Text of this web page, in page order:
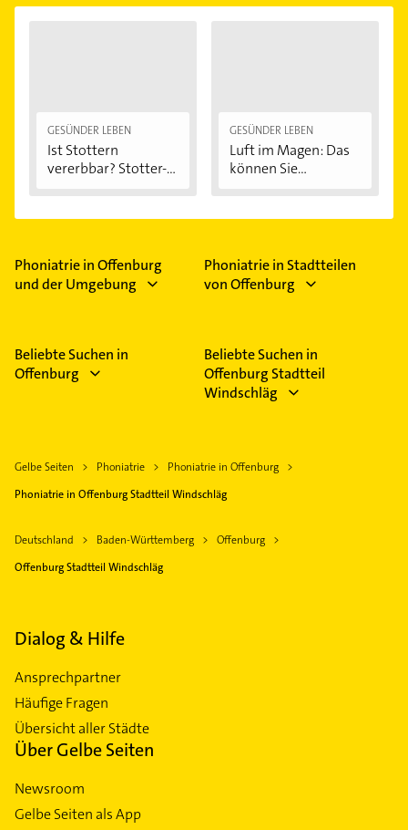
GESÜNDER LEBEN
Ist Stottern
vererbbar? Stotter-
GESÜNDER LEBEN
Luft im Magen: Das
können Sie...
Phoniatrie in Offenburg
und der Umgebung
Phoniatrie in Stadtteilen
von Offenburg
Beliebte Suchen in
Offenburg
Beliebte Suchen in
Offenburg Stadtteil
Windschläg
Gelbe Seiten Phoniatrie
Phoniatrie in Offenburg
Phoniatrie in Offenburg Stadtteil Windschläg
Deutschland Baden-Württemberg
Offenburg
Offenburg Stadtteil Windschläg
Dialog & Hilfe
Ansprechpartner
Häufige Fragen
Übersicht aller Städte
Über Gelbe Seiten
Newsroom
Gelbe Seiten als App